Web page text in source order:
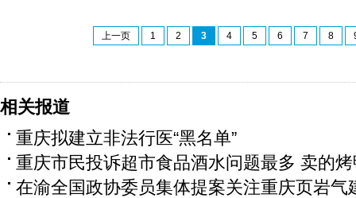
上一页 1 2 3 4 5 6 7 8
相关报道
重庆拟建立非法行医“黑名单”
重庆市民投诉超市食品酒水问题最多 卖的
在渝全国政协委员集体提案关注重庆页岩气